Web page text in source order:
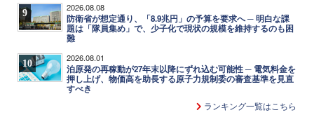
9 2026.08.08
防衛省が想定通り、「8.9兆円」の予算を要求へ ─ 明白な課
題は「隊員集め」で、少子化で現状の規模を維持するのも困
難
10 2026.08.01
泊原発の再稼動が27年末以降にずれ込む可能性 ─ 電気料金を
押し上げ、物価高を助長する原子力規制委の審査基準を見直
すべき
ランキング一覧はこちら